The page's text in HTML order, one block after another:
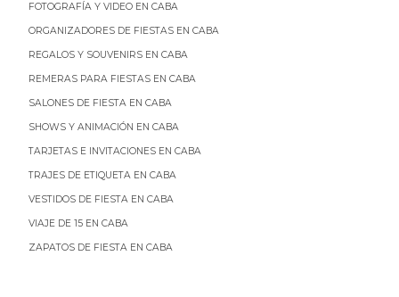
FOTOGRAFÍA Y VIDEO EN CABA
ORGANIZADORES DE FIESTAS EN CABA
REGALOS Y SOUVENIRS EN CABA
REMERAS PARA FIESTAS EN CABA
SALONES DE FIESTA EN CABA
SHOWS Y ANIMACIÓN EN CABA
TARJETAS E INVITACIONES EN CABA
TRAJES DE ETIQUETA EN CABA
VESTIDOS DE FIESTA EN CABA
VIAJE DE 15 EN CABA
ZAPATOS DE FIESTA EN CABA